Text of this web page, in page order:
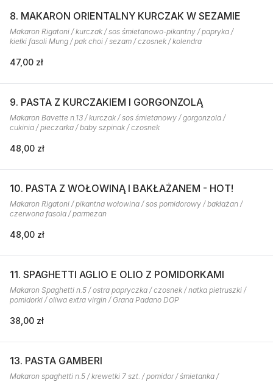
8. MAKARON ORIENTALNY KURCZAK W SEZAMIE
Makaron Rigatoni / kurczak / sos śmietanowo-pikantny / papryka /
kiełki fasoli Mung / pak choi / sezam / czosnek / kolendra
47,00 zł
9. PASTA Z KURCZAKIEM I GORGONZOLĄ
Makaron Bavette n.13 / kurczak / sos śmietanowy / gorgonzola /
cukinia / pieczarka / baby szpinak / czosnek
48,00 zł
10. PASTA Z WOŁOWINĄ I BAKŁAŻANEM - HOT!
Makaron Rigatoni / pikantna wołowina / sos pomidorowy / bakłażan /
czerwona fasola / parmezan
48,00 zł
11. SPAGHETTI AGLIO E OLIO Z POMIDORKAMI
Makaron Spaghetti n.5 / ostra papryczka / czosnek / natka pietruszki /
pomidorki / oliwa extra virgin / Grana Padano DOP
38,00 zł
13. PASTA GAMBERI
Makaron spaghetti n.5 / krewetki 7 szt. / pomidor / śmietanka /